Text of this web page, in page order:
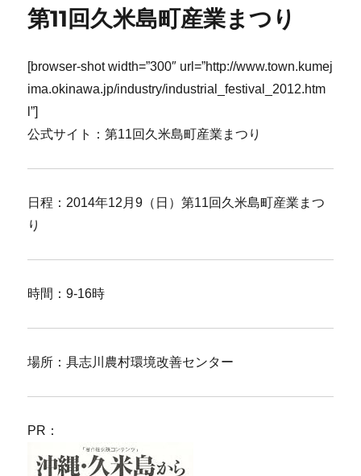
第11回久米島町産業まつり
[browser-shot width=”300″ url=”http://www.town.kumej
ima.okinawa.jp/industry/industrial_festival_2012.htm
l”]
公式サイト：第11回久米島町産業まつり
日程：2014年12月9（日）第11回久米島町産業まつ
り
時間：9-16時
場所：具志川農村環境改善センター
PR：